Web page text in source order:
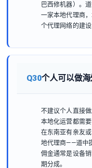
巴西修机器）。
一家本地代理商
个代理网络的建
Q30个人可以做海
不建议个人直接
本地化运营都需
在东南亚有亲友
地代理商——道中
佣金通常是设备
期分成。